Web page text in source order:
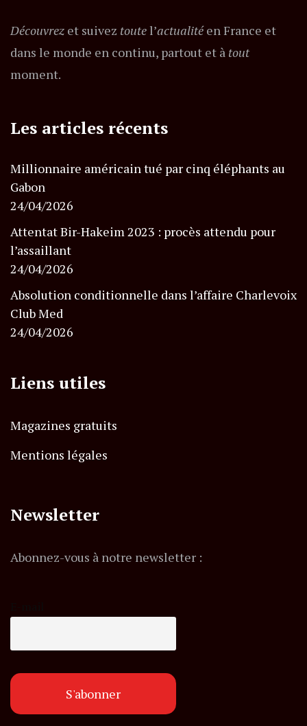
Découvrez et suivez toutel’actualitéen France et
dans le monde en continu, partout et à tout
moment.
Les articles récents
Millionnaire américain tué par cinq éléphants au
Gabon
24/04/2026
Attentat Bir-Hakeim 2023 : procès attendu pour
l’assaillant
24/04/2026
Absolution conditionnelle dans l’affaire Charlevoix
Club Med
24/04/2026
Liens utiles
Magazines gratuits
Mentions légales
Newsletter
Abonnez-vous à notre newsletter :